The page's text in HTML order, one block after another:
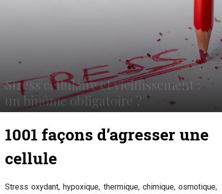
Stress cellulaire et vieillissement :
un binôme obligatoire ?
1001 façons d’agresser une
cellule
Stress oxydant, hypoxique, thermique, chimique, osmotique,